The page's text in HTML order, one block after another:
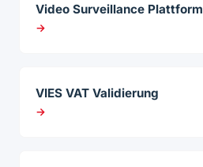
Video Surveillance Plattform
→
VIES VAT Validierung
→